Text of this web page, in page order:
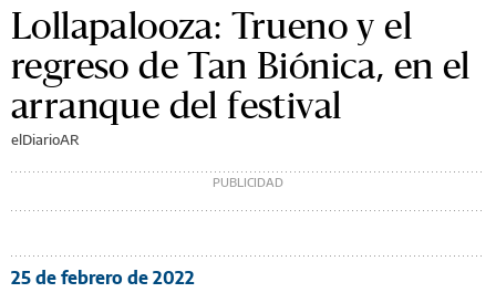
Lollapalooza: Trueno y el
regreso de Tan Biónica, en el
arranque del festival
elDiarioAR
25 de febrero de 2022